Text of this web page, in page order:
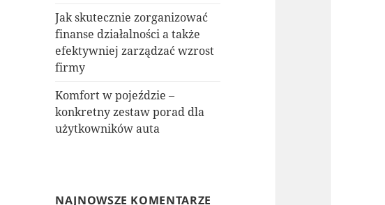
Jak skutecznie zorganizować
finanse działalności a także
efektywniej zarządzać wzrost
firmy
Komfort w pojeździe –
konkretny zestaw porad dla
użytkowników auta
NAJNOWSZE KOMENTARZE